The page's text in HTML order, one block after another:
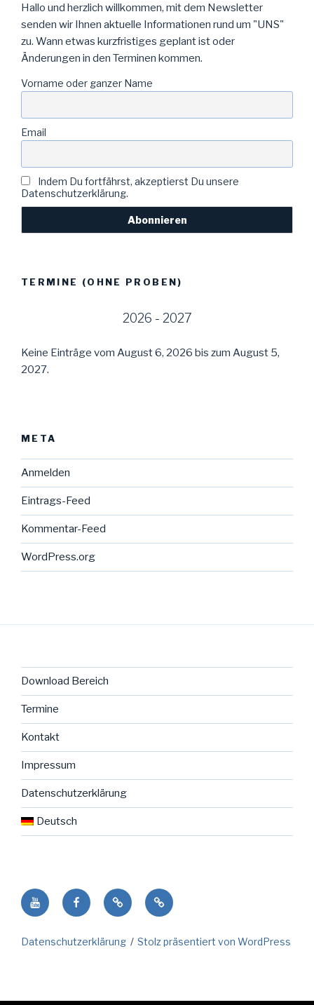
Hallo und herzlich willkommen, mit dem Newsletter
senden wir Ihnen aktuelle Informationen rund um "UNS"
zu. Wann etwas kurzfristiges geplant ist oder
Änderungen in den Terminen kommen.
Vorname oder ganzer Name
Email
Indem Du fortfährst, akzeptierst Du unsere
Datenschutzerklärung.
TERMINE (OHNE PROBEN)
2026 - 2027
Keine Einträge vom August 6, 2026 bis zum August 5,
2027.
META
Anmelden
Eintrags-Feed
Kommentar-Feed
WordPress.org
Download Bereich
Termine
Kontakt
Impressum
Datenschutzerklärung
Deutsch
Youtube facebookNENO
Seite
der
Deutsch
Datenschutzerklärung Stolz präsentiert von WordPress